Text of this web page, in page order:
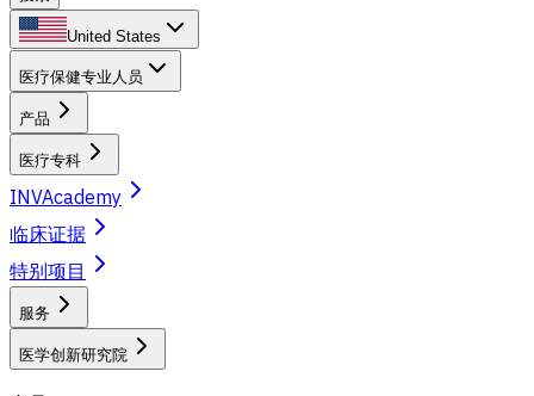
United States
医疗保健专业人员
产品
医疗专科
INVAcademy
临床证据
特别项目
服务
医学创新研究院